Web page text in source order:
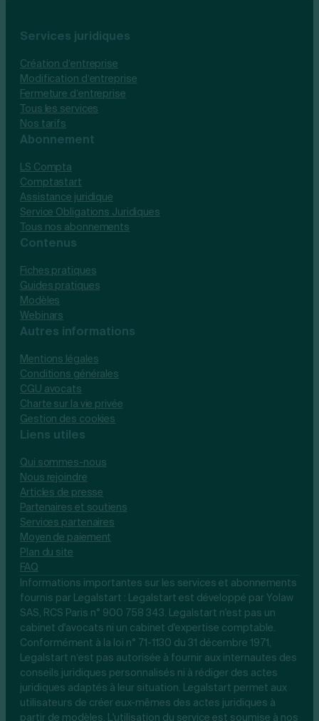
Services juridiques
Création d’entreprise
Modification d’entreprise
Fermeture d’entreprise
Tous les services
Nos tarifs
Abonnement
LS Compta
Comptastart
Assistance juridique
Service Obligations Juridiques
Tous nos abonnements
Contenus
Fiches pratiques
Guides pratiques
Modèles
Webinars
Autres informations
Mentions légales
Conditions générales
CGU avocats
Charte sur la vie privée
Gestion des cookies
Liens utiles
Qui sommes-nous
Nous rejoindre
Articles de presse
Partenaires et soutiens
Services partenaires
Moyen de paiement
Plan du site
FAQ
Informations importantes sur les services et abonnements
fournis par Legalstart : Legalstart est développé par Yolaw
SAS, RCS Paris n° 900 758 343. Legalstart n'est pas un
cabinet d'avocats ni un cabinet d'expertise comptable.
Conformément à la loi n° 71-1130 du 31 décembre 1971,
Legalstart n’est pas autorisée à fournir aux internautes des
conseils juridiques personnalisés ni à rédiger des actes
juridiques adaptés à leur situation. Legalstart permet aux
utilisateurs de créer eux-mêmes des actes juridiques à
partir de modèles. L'utilisation du service est soumise à nos